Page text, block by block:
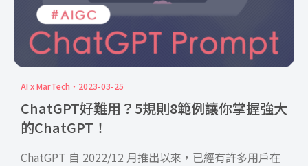
AI x MarTech 2023-03-25
ChatGPT好難用？5規則8範例讓你掌握強大
的ChatGPT！
ChatGPT 自 2022/12 月推出以來，已經有許多用戶在